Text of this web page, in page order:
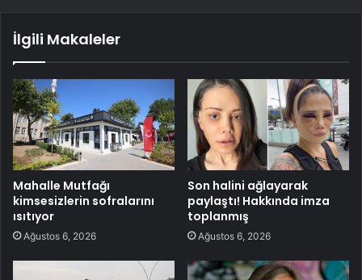
İlgili Makaleler
Mahalle Mutfağı
kimsesizlerin sofralarını
ısıtıyor
Ağustos 6, 2026
Son halini ağlayarak
paylaştı! Hakkında imza
toplanmış
Ağustos 6, 2026